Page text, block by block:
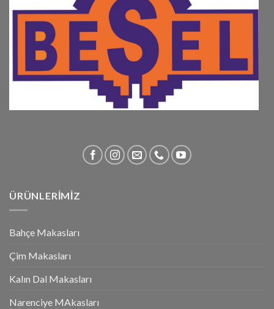
ÜRÜNLERİMİZ
Bahçe Makasları
Çim Makasları
Kalın Dal Makasları
Narenciye MAkasları